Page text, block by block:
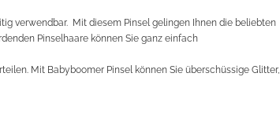
verwendbar. Mit diesem Pinsel gelingen Ihnen die beliebten
Pinselhaare können Sie ganz einfach
Mit Babyboomer Pinsel können Sie überschüssige Glitter,